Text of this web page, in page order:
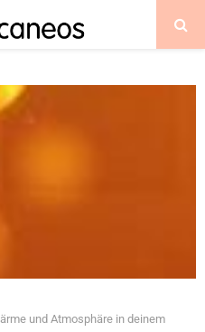
und Atmosphäre in deinem